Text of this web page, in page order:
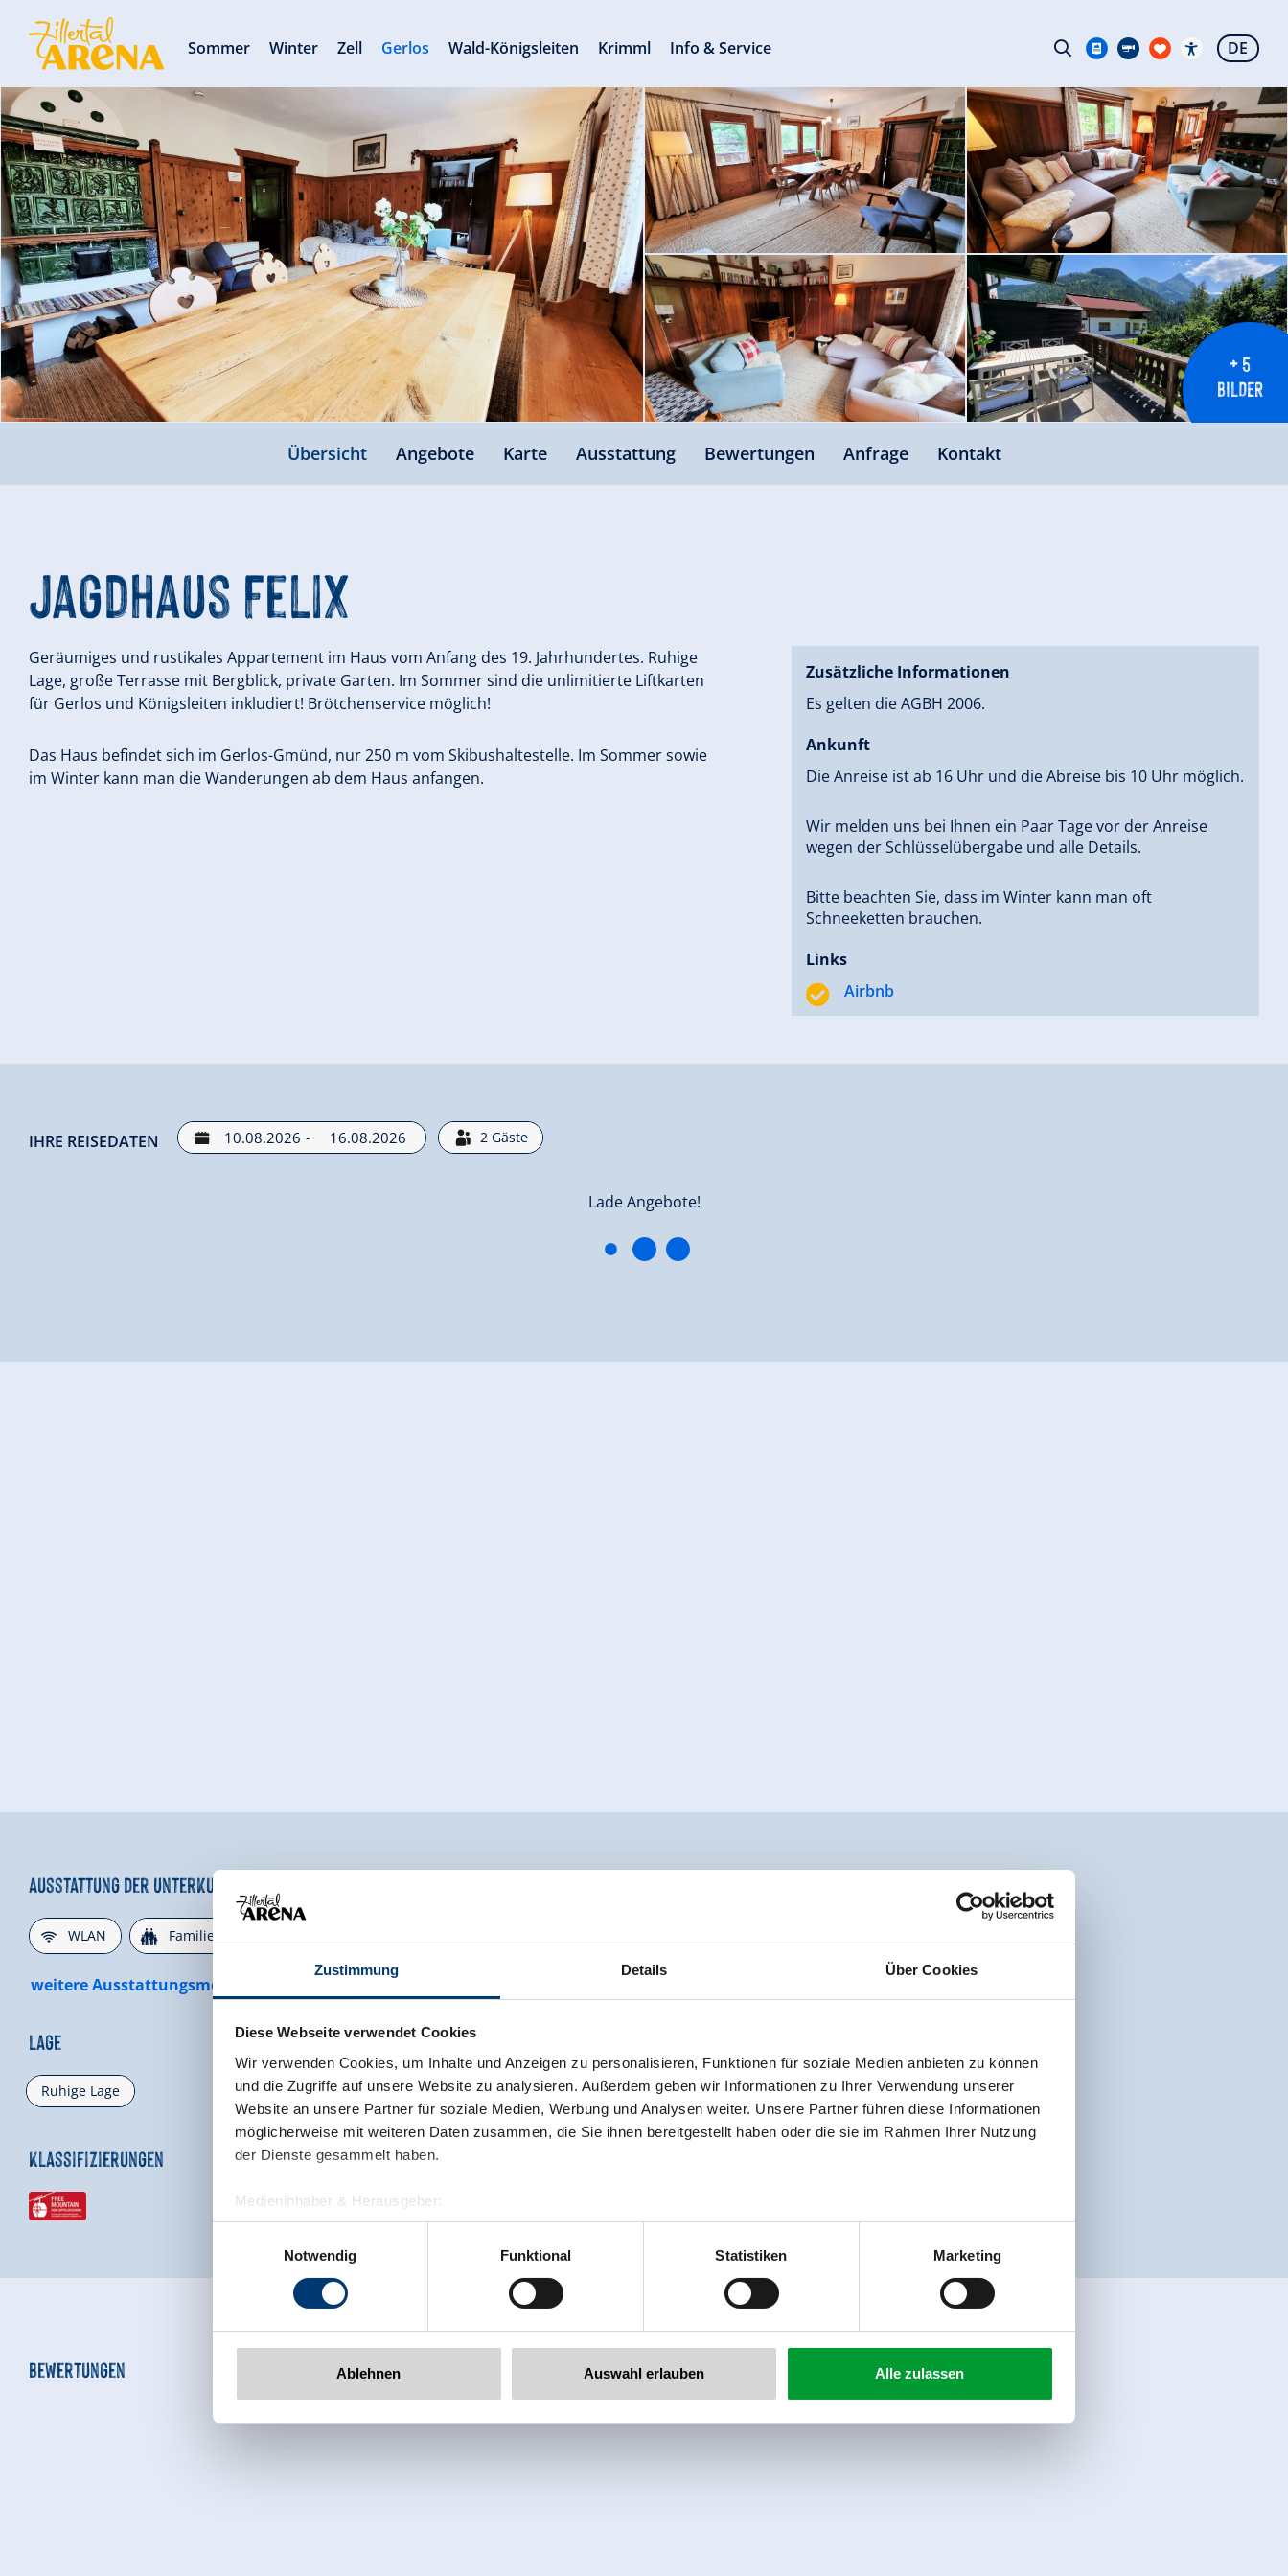
Zustimmung Details Über Cookies
Diese Webseite verwendet Cookies
Wir verwenden Cookies, um Inhalte und Anzeigen zu personalisieren, Funktionen für soziale Medien anbieten zu können
und die Zugriffe auf unsere Website zu analysieren. Außerdem geben wir Informationen zu Ihrer Verwendung unserer
Website an unsere Partner für soziale Medien, Werbung und Analysen weiter. Unsere Partner führen diese Informationen
möglicherweise mit weiteren Daten zusammen, die Sie ihnen bereitgestellt haben oder die sie im Rahmen Ihrer Nutzung
der Dienste gesammelt haben.
Medieninhaber & Herausgeber:
Zeller Bergbahnen Zillertal GmbH & Co KG
Rohr 23// A-6280 Zell am Ziller
www.zillertalarena.com
Notwendig
Funktional Statistiken Marketing
Ablehnen Auswahl erlauben Alle zulassen
+ 5
BILDER
Übersicht Angebote Karte Ausstattung Bewertungen Anfrage Kontakt
Jagdhaus Felix
Geräumiges und rustikales Appartement im Haus vom Anfang des 19. Jahrhundertes. Ruhige
Lage, große Terrasse mit Bergblick, private Garten. Im Sommer sind die unlimitierte Liftkarten
für Gerlos und Königsleiten inkludiert! Brötchenservice möglich!
Das Haus befindet sich im Gerlos-Gmünd, nur 250 m vom Skibushaltestelle. Im Sommer sowie
im Winter kann man die Wanderungen ab dem Haus anfangen.
Zusätzliche Informationen
Es gelten die AGBH 2006.
Ankunft
Die Anreise ist ab 16 Uhr und die Abreise bis 10 Uhr möglich.
Wir melden uns bei Ihnen ein Paar Tage vor der Anreise
wegen der Schlüsselübergabe und alle Details.
Bitte beachten Sie, dass im Winter kann man oft
Schneeketten brauchen.
Links
Airbnb
IHRE REISEDATEN - 2 Gäste
Lade Angebote!
Ausstattung der Unterkunft
🜉WLAN 🍺Familienfreundlich 🏝
weitere Ausstattungsmerkmale
Lage
Ruhige Lage
Klassifizierungen
Bewertungen
Sommer Winter Zell Gerlos Wald-Königsleiten Krimml Info & Service DE